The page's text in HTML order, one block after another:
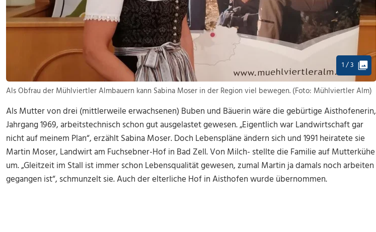
1 / 3
Als Obfrau der Mühlviertler Almbauern kann Sabina Moser in der Region viel bewegen. (Foto: Mühlviertler Alm)
Als Mutter von drei (mittlerweile erwachsenen) Buben und Bäuerin wäre die gebürtige Aisthofenerin,
Jahrgang 1969, arbeitstechnisch schon gut ausgelastet gewesen. „Eigentlich war Landwirtschaft gar
nicht auf meinem Plan“, erzählt Sabina Moser. Doch Lebenspläne ändern sich und 1991 heiratete sie
Martin Moser, Landwirt am Fuchsebner-Hof in Bad Zell. Von Milch- stellte die Familie auf Mutterkühe
um. „Gleitzeit im Stall ist immer schon Lebensqualität gewesen, zumal Martin ja damals noch arbeiten
gegangen ist“, schmunzelt sie. Auch der elterliche Hof in Aisthofen wurde übernommen.